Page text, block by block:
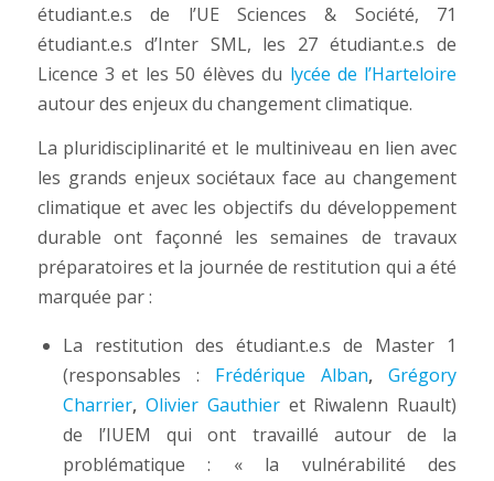
étudiant.e.s de l’UE Sciences & Société, 71
étudiant.e.s d’Inter SML, les 27 étudiant.e.s de
Licence 3 et les 50 élèves du lycée de l’Harteloire
autour des enjeux du changement climatique.
La pluridisciplinarité et le multiniveau en lien avec
les grands enjeux sociétaux face au changement
climatique et avec les objectifs du développement
durable ont façonné les semaines de travaux
préparatoires et la journée de restitution qui a été
marquée par :
La restitution des étudiant.e.s de Master 1
(responsables : Frédérique Alban,Grégory
Charrier, Olivier Gauthieret Riwalenn Ruault)
de l’IUEM qui ont travaillé autour de la
problématique : « la vulnérabilité des